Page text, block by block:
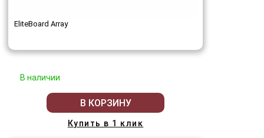
EliteBoard Array
В наличии
В КОРЗИНУ
Купить в 1 клик